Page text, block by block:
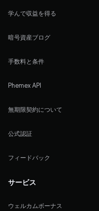
学んで収益を得る
暗号資産ブログ
手数料と条件
Phemex API
無期限契約について
公式認証
フィードバック
サービス
ウェルカムボーナス